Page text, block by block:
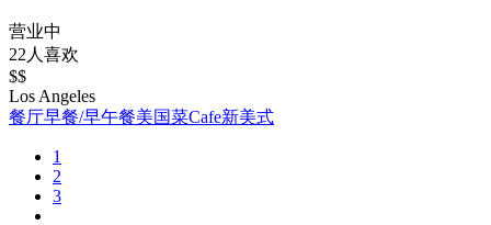
营业中
22人喜欢
$$
Los Angeles
餐厅早餐/早午餐美国菜Cafe新美式
1
2
3